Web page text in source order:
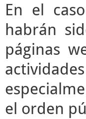
En el
habrán
páginas
el orden